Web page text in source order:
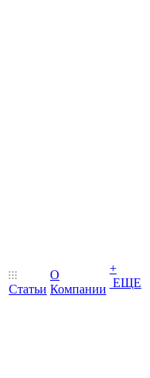
Статьи
О
Компании
+
ЕЩЕ